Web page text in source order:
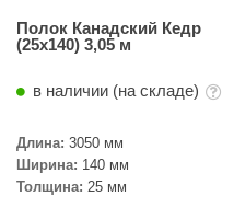
Полок Канадский Кедр
(25x140) 3,05 м
в наличии (на складе)
Длина: 3050 мм
Ширина: 140 мм
Толщина: 25 мм